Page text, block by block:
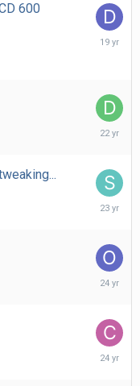
600
16.
20.
28.
28.
23.